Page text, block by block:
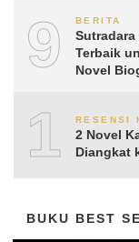
9 BERITA
Terbaik
Novel
10RESENSI
2 Novel
Diangkat
BUKU BEST